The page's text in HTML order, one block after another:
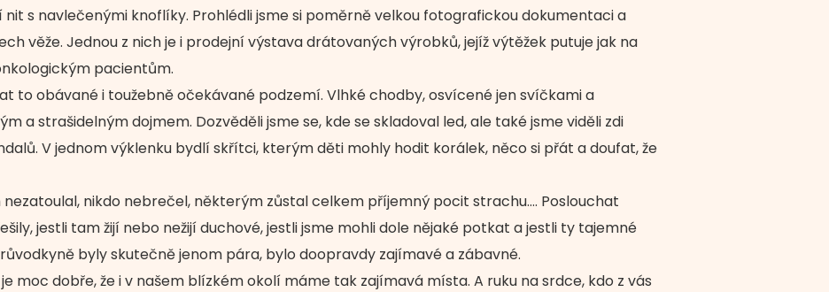
nit s navlečenými knoflíky. Prohlédli jsme si poměrně velkou fotografickou dokumentaci a
věže. Jednou z nich je i prodejní výstava drátovaných výrobků, jejíž výtěžek putuje jak na
pacientům.
to obávané i toužebně očekávané podzemí. Vlhké chodby, osvícené jen svíčkami a
a strašidelným dojmem. Dozvěděli jsme se, kde se skladoval led, ale také jsme viděli zdi
V jednom výklenku bydlí skřítci, kterým děti mohly hodit korálek, něco si přát a doufat, že
nezatoulal, nikdo nebrečel, některým zůstal celkem příjemný pocit strachu…. Poslouchat
jestli tam žijí nebo nežijí duchové, jestli jsme mohli dole nějaké potkat a jestli ty tajemné
byly skutečně jenom pára, bylo doopravdy zajímavé a zábavné.
moc dobře, že i v našem blízkém okolí máme tak zajímavá místa. A ruku na srdce, kdo z vás